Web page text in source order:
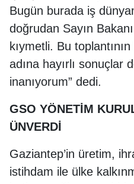
Bugün burada iş
doğrudan Sayın
kıymetli. Bu
adına hayırlı sonuçlar
inanıyorum” dedi.
GSO YÖNETİM
ÜNVERDİ
Gaziantep’in üretim,
istihdam ile ülke